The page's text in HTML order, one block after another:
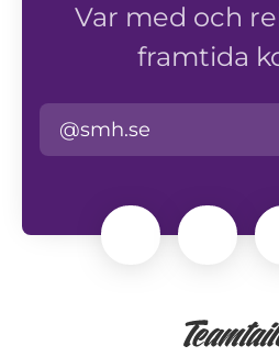
Var med och
framtida
@smh.se